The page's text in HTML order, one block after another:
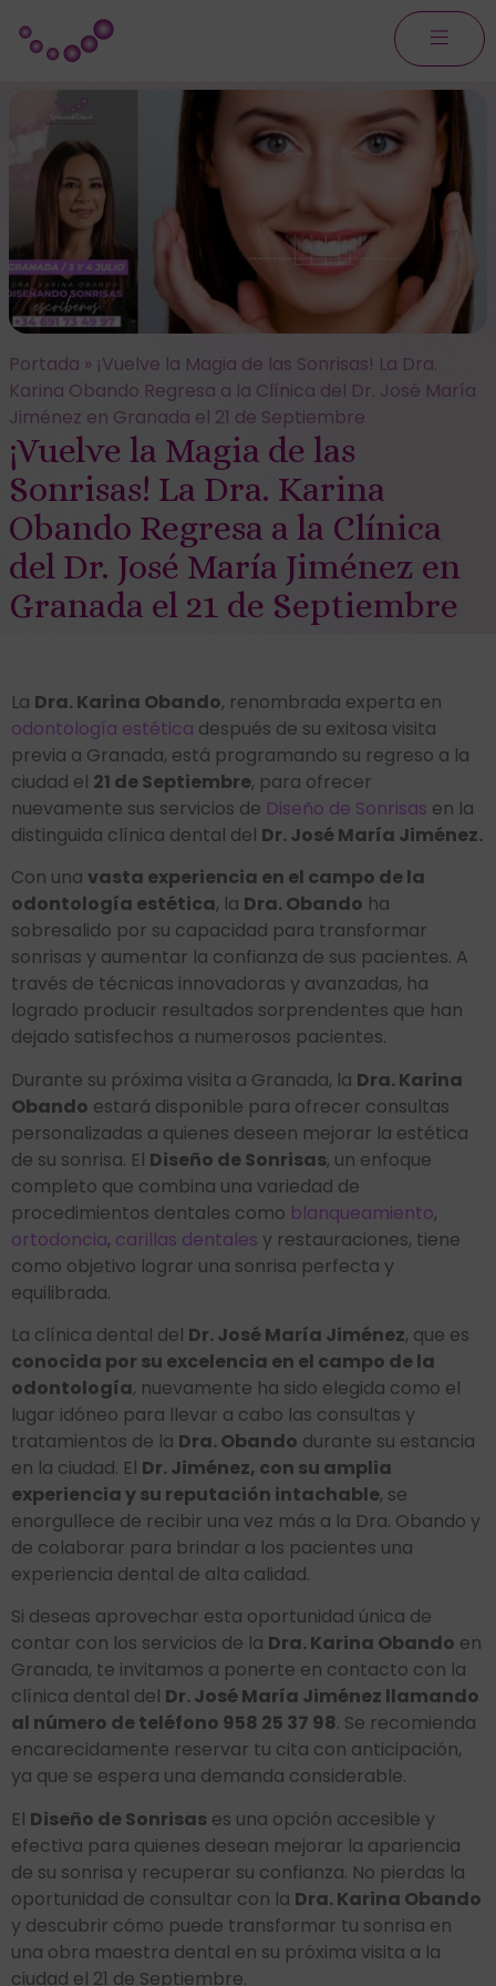
Portada » ¡Vuelve la Magia de las Sonrisas! La Dra.
Karina Obando Regresa a la Clínica del Dr. José María
Jiménez en Granada el 21 de Septiembre
¡Vuelve la Magia de las
Sonrisas! La Dra. Karina
Obando Regresa a la Clínica
del Dr. José María Jiménez en
Granada el 21 de Septiembre
La Dra. Karina Obando, renombrada experta en
odontología estética después de su exitosa visita
previa a Granada, está programando su regreso a la
ciudad el 21 de Septiembre, para ofrecer
nuevamente sus servicios de Diseño de Sonrisas en la
distinguida clínica dental del Dr. José María Jiménez.
Con una vasta experiencia en el campo de la
odontología estética, la Dra. Obando ha
sobresalido por su capacidad para transformar
sonrisas y aumentar la confianza de sus pacientes. A
través de técnicas innovadoras y avanzadas, ha
logrado producir resultados sorprendentes que han
dejado satisfechos a numerosos pacientes.
Durante su próxima visita a Granada, la Dra. Karina
Obando estará disponible para ofrecer consultas
personalizadas a quienes deseen mejorar la estética
de su sonrisa. El Diseño de Sonrisas, un enfoque
completo que combina una variedad de
procedimientos dentales como blanqueamiento,
ortodoncia, carillas dentales y restauraciones, tiene
como objetivo lograr una sonrisa perfecta y
equilibrada.
La clínica dental del Dr. José María Jiménez, que es
conocida por su excelencia en el campo de la
odontología, nuevamente ha sido elegida como el
lugar idóneo para llevar a cabo las consultas y
tratamientos de la Dra. Obando durante su estancia
en la ciudad. El Dr. Jiménez, con su amplia
experiencia y su reputación intachable, se
enorgullece de recibir una vez más a la Dra. Obando y
de colaborar para brindar a los pacientes una
experiencia dental de alta calidad.
Si deseas aprovechar esta oportunidad única de
contar con los servicios de la Dra. Karina Obando en
Granada, te invitamos a ponerte en contacto con la
clínica dental del Dr. José María Jiménez llamando
al número de teléfono 958 25 37 98. Se recomienda
encarecidamente reservar tu cita con anticipación,
ya que se espera una demanda considerable.
El Diseño de Sonrisas es una opción accesible y
efectiva para quienes desean mejorar la apariencia
de su sonrisa y recuperar su confianza. No pierdas la
oportunidad de consultar con la Dra. Karina Obando
y descubrir cómo puede transformar tu sonrisa en
una obra maestra dental en su próxima visita a la
ciudad el 21 de Septiembre.